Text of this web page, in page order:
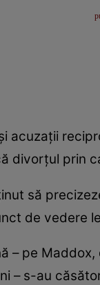
acuzații
divorțul prin
să
de vedere
– pe
– s-au